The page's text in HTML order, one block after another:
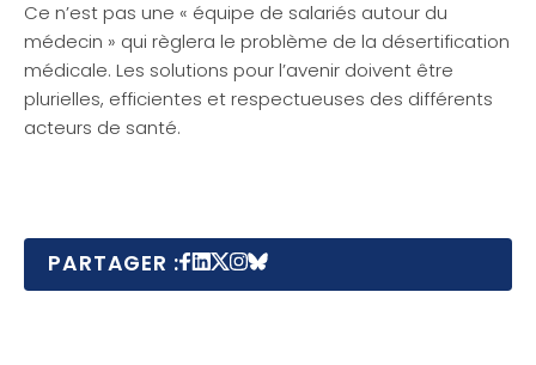
Ce n’est pas une « équipe de salariés autour du
médecin » qui règlera le problème de la désertification
médicale. Les solutions pour l’avenir doivent être
plurielles, efficientes et respectueuses des différents
acteurs de santé.
PARTAGER :